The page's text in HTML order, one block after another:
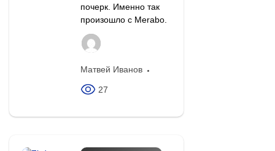
почерк. Именно так
произошло с Merabo.
Матвей Иванов
27